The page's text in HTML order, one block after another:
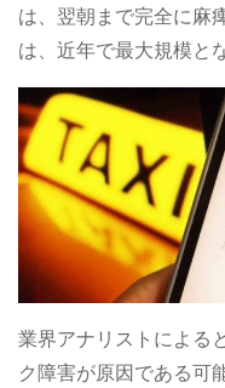
は、翌朝まで完全に麻
は、近年で最大規模と
業界アナリストによる
ク障害が原因である可